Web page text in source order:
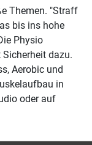
Themen. "Straff
bis ins hohe
Physio
dazu.
Aerobic und
in
oder auf